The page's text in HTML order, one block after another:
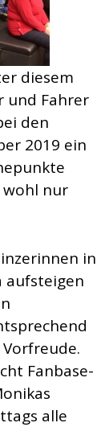
diesem
und Fahrer
den
2019 ein
wohl nur
in
aufsteigen
Fanbase-
alle